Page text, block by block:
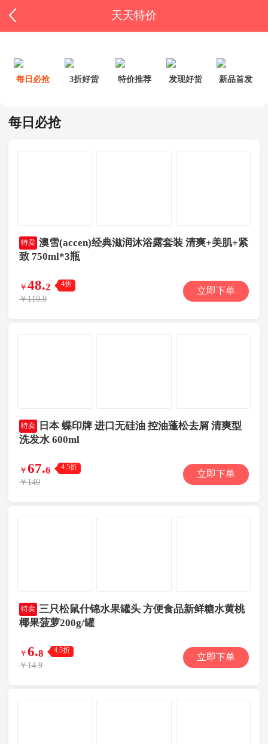
天天特价
每日必抢 3折好货 特价推荐 发现好货 新品首发
每日必抢
特卖 澳雪(accen)经典滋润沐浴露套装 清爽+美肌+紧
致 750ml*3瓶
￥48.2 4折
￥119.9
立即下单
特卖
日本 蝶印牌 进口无硅油 控油蓬松去屑 清爽型
洗发水 600ml
￥67.6 4.5折
￥149
立即下单
特卖 三只松鼠什锦水果罐头 方便食品新鲜糖水黄桃
椰果菠萝200g/罐
￥6.8 4.5折
￥14.9
立即下单